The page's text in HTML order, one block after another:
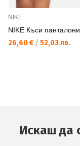
NIKE
NIKE Къси
26,60 € / 52,03 лв.
Искаш да